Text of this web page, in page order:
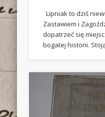
Lipniak to dziś
Zastawiem i
dopatrzeć się
bogatej historii.